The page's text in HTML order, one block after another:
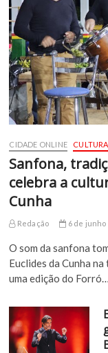
CIDADE ONLINE CULTURA
Sanfona,
celebra a
Cunha
Redação 6 de junho
O som da sanfona
Euclides da Cunha
uma edição do Forró…